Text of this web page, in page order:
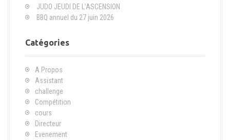
o
u
JUDO JEUDI DE L’ASCENSION
BBQ annuel du 27 juin 2026
Catégories
A Propos
Assistant
challenge
Compétition
cours
Directeur
Evenement